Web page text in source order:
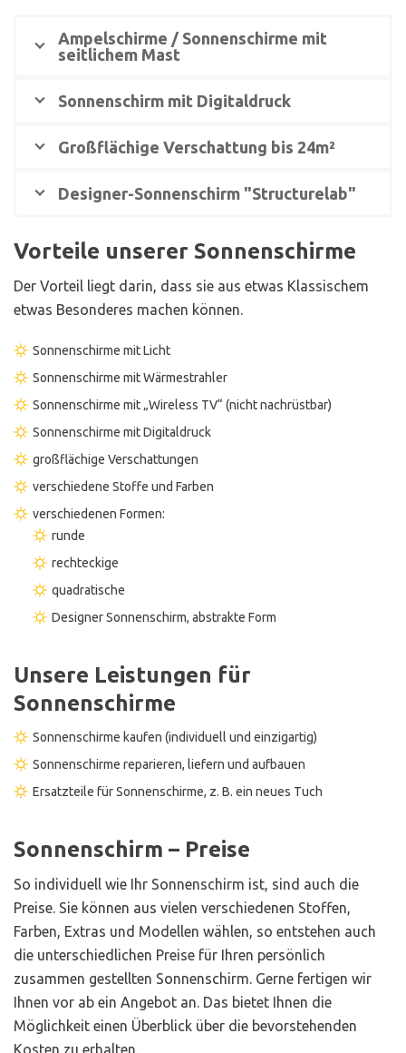
Ampelschirme / Sonnenschirme mit
seitlichem Mast
Sonnenschirm mit Digitaldruck
Großflächige Verschattung bis 24m²
Designer-Sonnenschirm "Structurelab"
Vorteile unserer Sonnenschirme
Der Vorteil liegt darin, dass sie aus etwas Klassischem
etwas Besonderes machen können.
Sonnenschirme mit Licht
Sonnenschirme mit Wärmestrahler
Sonnenschirme mit „Wireless TV“ (nicht nachrüstbar)
Sonnenschirme mit Digitaldruck
großflächige Verschattungen
verschiedene Stoffe und Farben
verschiedenen Formen:
runde
rechteckige
quadratische
Designer Sonnenschirm, abstrakte Form
Unsere Leistungen für
Sonnenschirme
Sonnenschirme kaufen (individuell und einzigartig)
Sonnenschirme reparieren, liefern und aufbauen
Ersatzteile für Sonnenschirme, z. B. ein neues Tuch
Sonnenschirm – Preise
So individuell wie Ihr Sonnenschirm ist, sind auch die
Preise. Sie können aus vielen verschiedenen Stoffen,
Farben, Extras und Modellen wählen, so entstehen auch
die unterschiedlichen Preise für Ihren persönlich
zusammen gestellten Sonnenschirm. Gerne fertigen wir
Ihnen vor ab ein Angebot an. Das bietet Ihnen die
Möglichkeit einen Überblick über die bevorstehenden
Kosten zu erhalten.